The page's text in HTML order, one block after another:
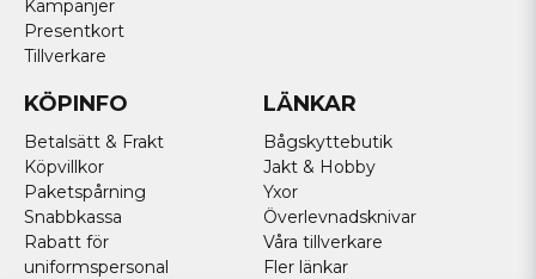
Kampanjer
Presentkort
Tillverkare
KÖPINFO
Betalsätt & Frakt
Köpvillkor
Paketspårning
Snabbkassa
Rabatt för
uniformspersonal
LÄNKAR
Bågskyttebutik
Jakt & Hobby
Yxor
Överlevnadsknivar
Våra tillverkare
Fler länkar